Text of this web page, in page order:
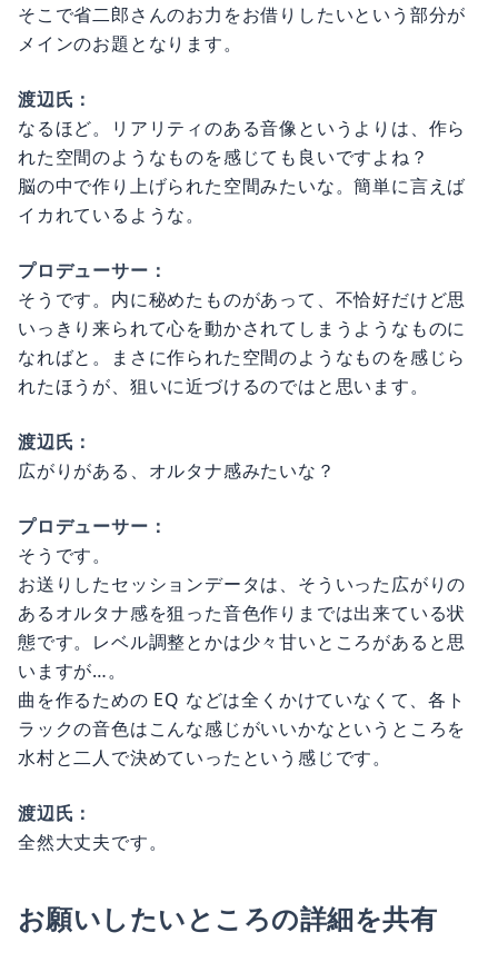
そこで省二郎さんのお力をお借りしたいという部分が
メインのお題となります。
渡辺氏：
なるほど。リアリティのある音像というよりは、作ら
れた空間のようなものを感じても良いですよね？
脳の中で作り上げられた空間みたいな。簡単に言えば
イカれているような。
プロデューサー：
そうです。内に秘めたものがあって、不恰好だけど思
いっきり来られて心を動かされてしまうようなものに
なればと。まさに作られた空間のようなものを感じら
れたほうが、狙いに近づけるのではと思います。
渡辺氏：
広がりがある、オルタナ感みたいな？
プロデューサー：
そうです。
お送りしたセッションデータは、そういった広がりの
あるオルタナ感を狙った音色作りまでは出来ている状
態です。レベル調整とかは少々甘いところがあると思
いますが…。
曲を作るための EQ などは全くかけていなくて、各ト
ラックの音色はこんな感じがいいかなというところを
水村と二人で決めていったという感じです。
渡辺氏：
全然大丈夫です。
お願いしたいところの詳細を共有